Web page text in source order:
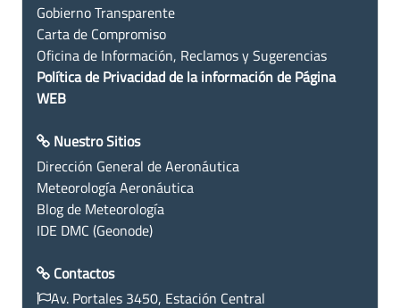
Gobierno Transparente
Carta de Compromiso
Oficina de Información, Reclamos y Sugerencias
Política de Privacidad de la información de Página
WEB
Nuestro Sitios
Dirección General de Aeronáutica
Meteorología Aeronáutica
Blog de Meteorología
IDE DMC (Geonode)
Contactos
Av. Portales 3450, Estación Central